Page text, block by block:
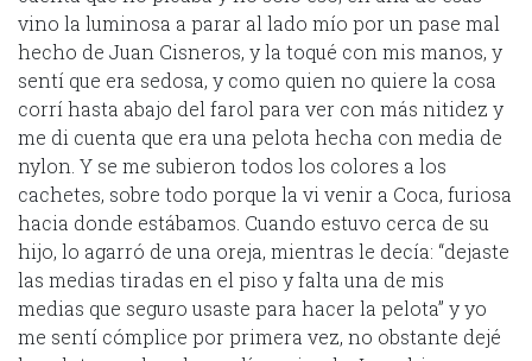
vino la luminosa a parar al lado mío por un pase mal
hecho de Juan Cisneros, y la toqué con mis manos, y
sentí que era sedosa, y como quien no quiere la cosa
corrí hasta abajo del farol para ver con más nitidez y
me di cuenta que era una pelota hecha con media de
nylon. Y se me subieron todos los colores a los
cachetes, sobre todo porque la vi venir a Coca, furiosa
hacia donde estábamos. Cuando estuvo cerca de su
hijo, lo agarró de una oreja, mientras le decía: “dejaste
las medias tiradas en el piso y falta una de mis
medias que seguro usaste para hacer la pelota” y yo
me sentí cómplice por primera vez, no obstante dejé